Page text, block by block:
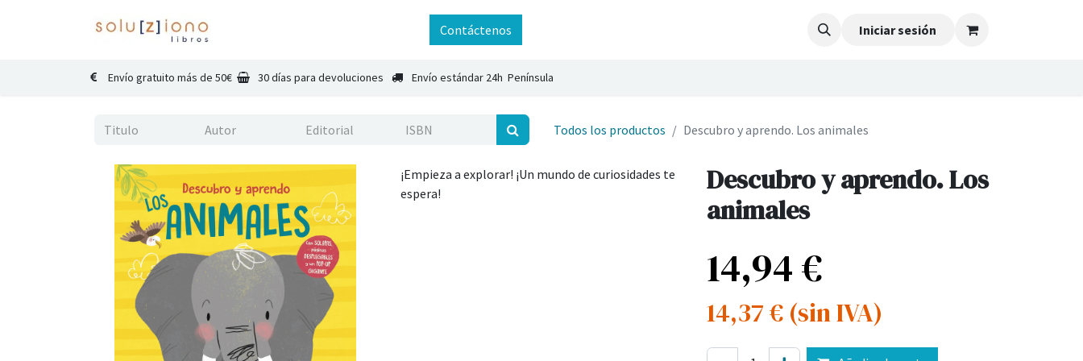
Contáctenos Iniciar sesión
Envío gratuito más de 50€ 30 días para devoluciones Envío estándar 24h Península
Todos los productos Descubro y aprendo. Los animales
¡Empieza a explorar! ¡Un mundo de curiosidades te
espera!
Descubro y aprendo. Los
animales
14,94€
14,37€ (sin IVA)